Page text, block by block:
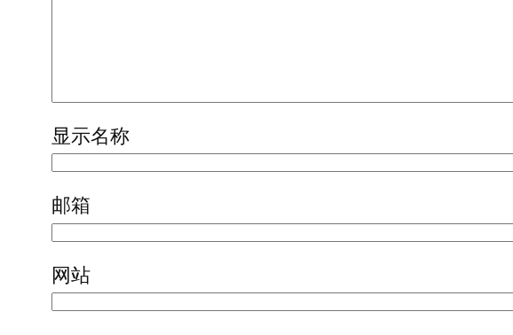
显示名称
邮箱
网站